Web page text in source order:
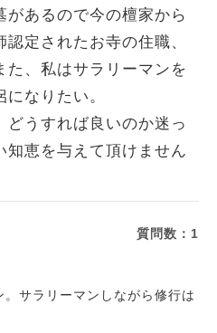
があるので今の檀家から
定されたお寺の住職、
た、私はサラリーマンを
なりたい。
どうすれば良いのか迷っ
知恵を与えて頂けません
質問数： 1
サラリーマンしながら修行は